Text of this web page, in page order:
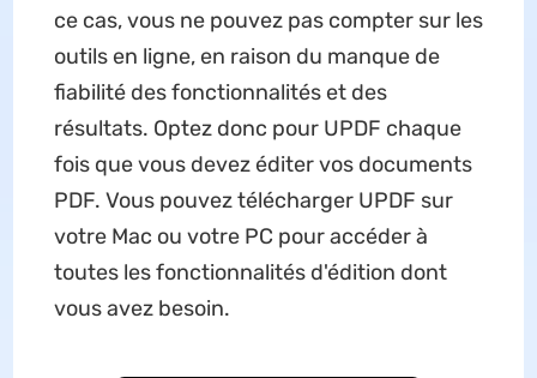
ce cas, vous ne pouvez pas compter sur les
outils en ligne, en raison du manque de
fiabilité des fonctionnalités et des
résultats. Optez donc pour UPDF chaque
fois que vous devez éditer vos documents
PDF. Vous pouvez télécharger UPDF sur
votre Mac ou votre PC pour accéder à
toutes les fonctionnalités d'édition dont
vous avez besoin.